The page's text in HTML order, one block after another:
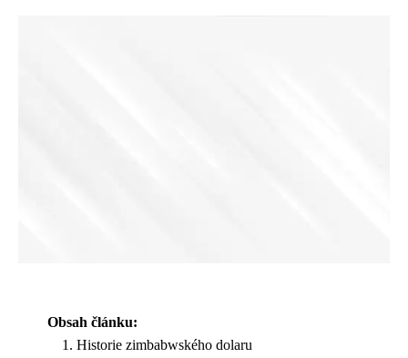
Obsah článku:
Historie zimbabwského dolaru